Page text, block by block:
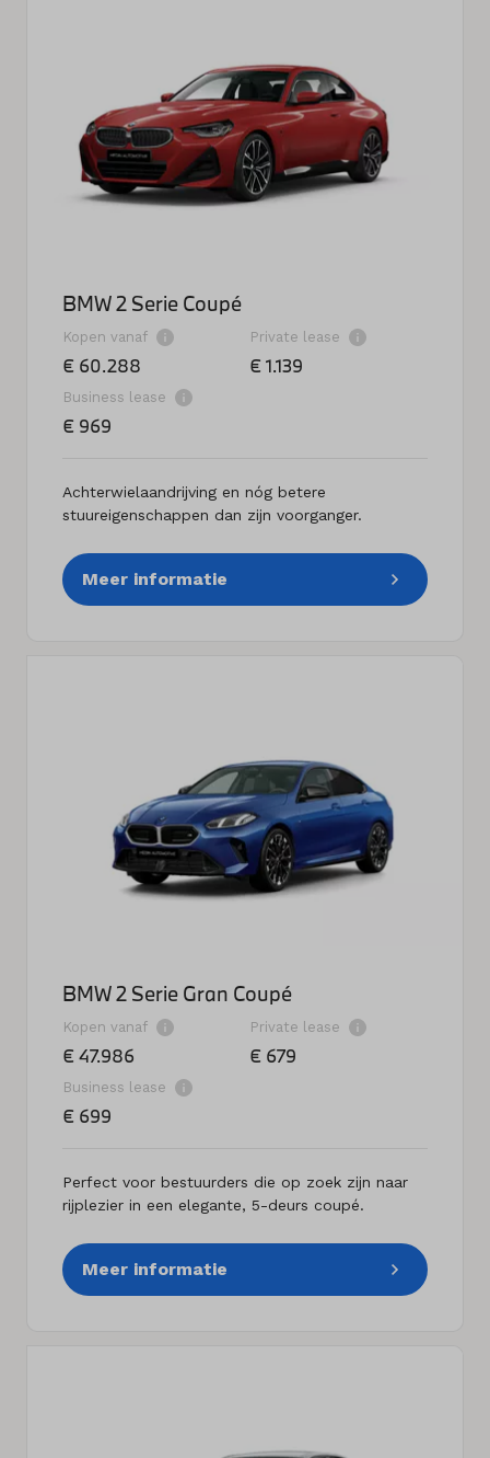
BMW 2 Serie Coupé
Kopen vanaf
€ 60.288
Private lease
€ 1.139
Business lease
€ 969
Achterwielaandrijving en nóg betere
stuureigenschappen dan zijn voorganger.
Meer informatie
BMW 2 Serie Gran Coupé
Kopen vanaf
€ 47.986
Private lease
€ 679
Business lease
€ 699
Perfect voor bestuurders die op zoek zijn naar
rijplezier in een elegante, 5-deurs coupé.
Meer informatie